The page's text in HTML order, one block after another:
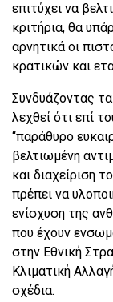
επιτύχει να
κριτήρια, θα
αρνητικά οι
κρατικών και
Συνδυάζοντας
λεχθεί ότι επί
“παράθυρο
βελτιωμένη
και διαχείριση
πρέπει να
ενίσχυση της
που έχουν
στην Εθνική
Κλιματική
σχέδια.